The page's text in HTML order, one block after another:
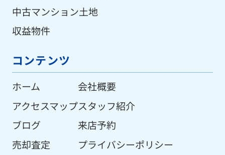
中古マンション
収益物件
土地
コンテンツ
ホーム
アクセスマップ
ブログ
売却査定
会社概要
スタッフ紹介
来店予約
プライバシーポリシー